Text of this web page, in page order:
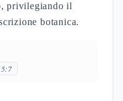
privilegiando il
botanica.